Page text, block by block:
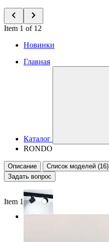
Item 1 of 12
Новинки
Главная
Каталог
RONDO
Описание
Список моделей (16)
Задать вопрос
Item 1 of 3